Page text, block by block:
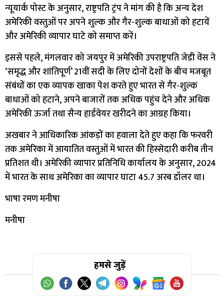
न्यूयार्क पोस्ट के अनुसार, राष्ट्रपति ट्रंप ने मांग की है कि अन्य देश
अमेरिकी वस्तुओं पर अपने शुल्क और गैर-शुल्क बाधाओं को हटायें
और अमेरिकी व्यापार घाटे को समाप्त करें।
इससे पहले, मंगलवार को जयपुर में अमेरिकी उपराष्ट्रपति जेडी वेंस ने
‘समृद्ध और शांतिपूर्ण’ 21वीं सदी के लिए दोनों देशों के बीच मजबूत
संबंधों का एक व्यापक खाका पेश करते हुए भारत से गैर-शुल्क
बाधाओं को हटाने, अपने बाजारों तक अधिक पहुंच देने और अधिक
अमेरिकी ऊर्जा तथा सैन्य हार्डवेयर खरीदने का आग्रह किया।
अखबार ने आधिकारिक आंकड़ों का हवाला देते हुए कहा कि फरवरी
तक अमेरिका में आयातित वस्तुओं में भारत की हिस्सेदारी करीब तीन
प्रतिशत थी। अमेरिकी व्यापार प्रतिनिधि कार्यालय के अनुसार, 2024
में भारत के साथ अमेरिका का व्यापार घाटा 45.7 अरब डॉलर था।
भाषा रमण मनीषा
मनीषा
हमसे जुड़ें